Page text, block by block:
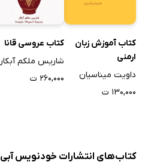
کتاب آموزش زبان
ارمنی
داویت میناسیان
۱۳۰,۰۰۰ ت
کتاب عروسی قانا
شاریس ملکم آبکار
۲۶۰,۰۰۰ ت
کتاب‌های انتشارات خودنویس‌ آبی